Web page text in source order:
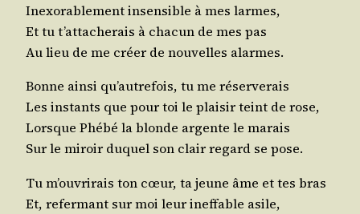
Inexo­ra­ble­ment insen­sible à mes larmes,
Et tu t’attacherais à cha­cun de mes pas
Au lieu de me créer de nou­velles alarmes.
Bonne ain­si qu’autrefois, tu me réserverais
Les ins­tants que pour toi le plai­sir teint de rose,
Lorsque Phé­bé la blonde argente le marais
Sur le miroir duquel son clair regard se pose.
Tu m’ouvrirais ton cœur, ta jeune âme et tes bras
Et, refer­mant sur moi leur inef­fable asile,